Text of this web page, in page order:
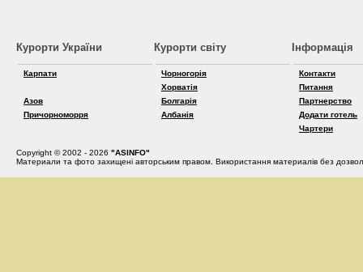
Курорти України
Карпати
Азов
Причорноморря
Курорти світу
Чорногорія
Хорватія
Болгарія
Албанія
Інформація
Контакти
Питання
Партнерство
Додати готель
Чартери
Copyright © 2002 - 2026 "ASINFO"
Материали та фото захищені авторським правом. Використання материалів без